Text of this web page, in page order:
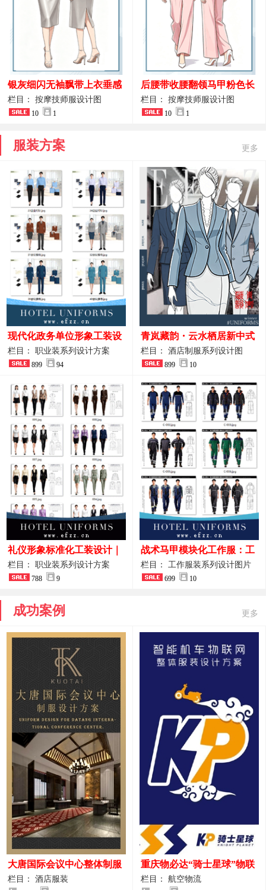
银灰细闪无袖飘带上衣垂感
开叉中长裙 星级酒店前厅礼
仪高级全套工作服
栏目： 按摩技师服设计图
10 1
后腰带收腰翻领马甲粉色长
裤套装 美容门店前台主管精
致高级工装
栏目： 按摩技师服设计图
10 1
服装方案 更多
现代化政务单位形象工装设
计｜国风会务接待西装制服
整套方案
栏目： 职业装系列设计方案
899 94
青岚藏韵・云水栖居新中式
酒店全岗位制服设计原创作
品图
栏目： 酒店制服系列设计图
899 10
礼仪形象标准化工装设计｜
高端服务业仪态塑造专属职
业装系列
栏目： 职业装系列设计方案
788 9
战术马甲模块化工作服：工
程巡检与设备调试岗位的多
功能收纳设计
栏目： 工作服装系列设计图片
699 10
成功案例 更多
大唐国际会议中心整体制服
设计案例
栏目： 酒店服装
重庆物必达“骑士星球”物联
网派送人员服装设计案例
栏目： 航空物流